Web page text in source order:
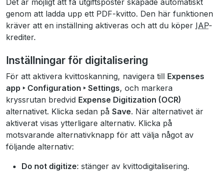
genom att ladda upp ett PDF-kvitto. Den här funktionen
kräver att en inställning aktiveras och att du köper IAP-
krediter.
Inställningar för digitalisering
För att aktivera kvittoskanning, navigera till Expenses
app ‣ Configuration ‣ Settings, och markera
kryssrutan bredvid Expense Digitization (OCR)
alternativet. Klicka sedan på Save. När alternativet är
aktiverat visas ytterligare alternativ. Klicka på
motsvarande alternativknapp för att välja något av
följande alternativ:
Do not digitize: stänger av kvittodigitalisering.